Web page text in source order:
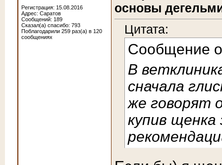
Регистрация: 15.08.2016
Адрес: Саратов
Сообщений: 189
Сказал(а) спасибо: 793
Поблагодарили 259 раз(а) в 120
сообщениях
основы
Цитата:
Сообщение
В
сначала
же говорят
купив щенка